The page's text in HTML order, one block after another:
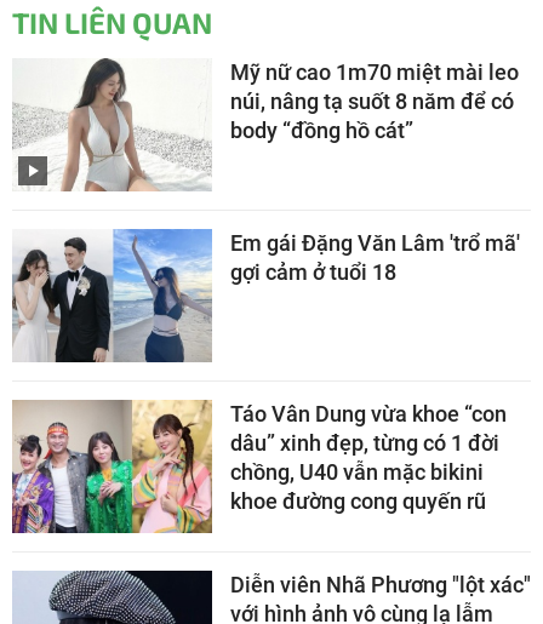
TIN LIÊN QUAN
Mỹ nữ cao 1m70 miệt mài leo
núi, nâng tạ suốt 8 năm để có
body “đồng hồ cát”
Em gái Đặng Văn Lâm 'trổ mã'
gợi cảm ở tuổi 18
Táo Vân Dung vừa khoe “con
dâu” xinh đẹp, từng có 1 đời
chồng, U40 vẫn mặc bikini
khoe đường cong quyến rũ
Diễn viên Nhã Phương "lột xác"
với hình ảnh vô cùng lạ lẫm